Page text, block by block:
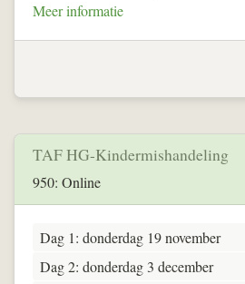
Meer informatie
TAF HG-Kindermishandeling
950: Online
Dag 1: donderdag 19 november
Dag 2: donderdag 3 december